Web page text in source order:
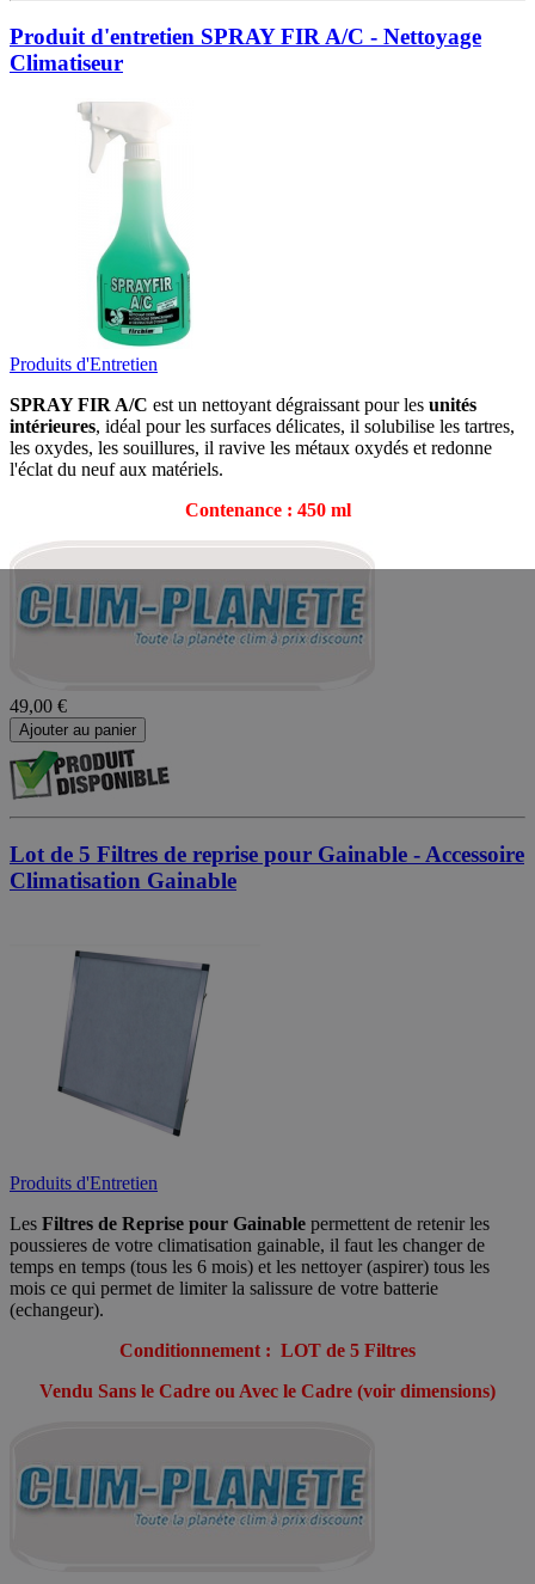
Produit d'entretien SPRAY FIR A/C - Nettoyage
Climatiseur
Produits d'Entretien
SPRAY FIR A/C est un nettoyant dégraissant pour les unités
intérieures, idéal pour les surfaces délicates, il solubilise les tartres,
les oxydes, les souillures, il ravive les métaux oxydés et redonne
l'éclat du neuf aux matériels.
Contenance : 450 ml
49,00 €
Ajouter au panier
Lot de 5 Filtres de reprise pour Gainable - Accessoire
Climatisation Gainable
Produits d'Entretien
Les Filtres de Reprise pour Gainable permettent de retenir les
poussieres de votre climatisation gainable, il faut les changer de
temps en temps (tous les 6 mois) et les nettoyer (aspirer) tous les
mois ce qui permet de limiter la salissure de votre batterie
(echangeur).
Conditionnement : LOT de 5 Filtres
Vendu Sans le Cadre ou Avec le Cadre (voir dimensions)